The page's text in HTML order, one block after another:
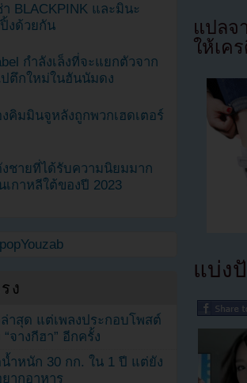
แปล
ให้เค
แบ่ง
BLACKPINK และมินะ
งด้วยกัน
กำลังเล็งที่จะแยกตัวจาก
ตึกใหม่ในฮันนัมดง
คิมมินจูหลังถูกพวกเฮดเตอร์
ชายที่ได้รับความนิยมมาก
เกาหลีใต้ของปี 2023
ง
าสุด แต่เพลงประกอบโพสต์
จางกีฮา” อีกครั้ง
ำหนัก 30 กก. ใน 1 ปี แต่ยัง
ากอาหาร